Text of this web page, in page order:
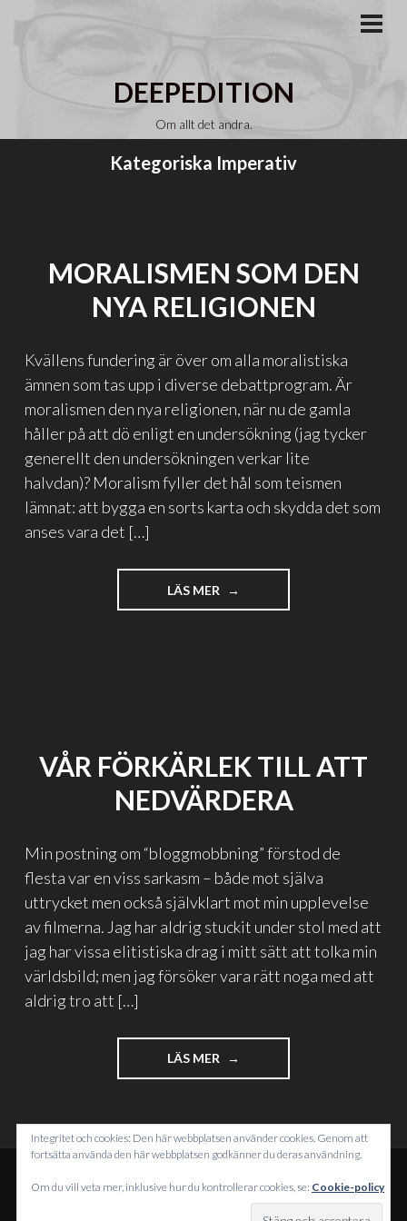
DEEPEDITION
Om allt det andra.
Kategoriska Imperativ
MORALISMEN SOM DEN
NYA RELIGIONEN
Kvällens fundering är över om alla moralistiska
ämnen som tas upp i diverse debattprogram. Är
moralismen den nya religionen, när nu de gamla
håller på att dö enligt en undersökning (jag tycker
generellt den undersökningen verkar lite
halvdan)? Moralism fyller det hål som teismen
lämnat: att bygga en sorts karta och skydda det som
anses vara det […]
LÄS MER
"MORALISMEN
SOM
VÅR FÖRKÄRLEK TILL ATT
NEDVÄRDERA
Min postning om “bloggmobbning” förstod de
flesta var en viss sarkasm – både mot själva
uttrycket men också självklart mot min upplevelse
av filmerna. Jag har aldrig stuckit under stol med att
jag har vissa elitistiska drag i mitt sätt att tolka min
världsbild; men jag försöker vara rätt noga med att
aldrig tro att […]
LÄS MER "VÅR
FÖRKÄRLEK
NEDVÄRDERA"
DRIVS MED WORDPRESS
WORDPRESS.COM
Integritet och cookies: Den här webbplatsen använder cookies. Genom att
fortsätta använda den här webbplatsen godkänner du deras användning.
Om du vill veta mer, inklusive hur du kontrollerar cookies, se: Cookie-policy